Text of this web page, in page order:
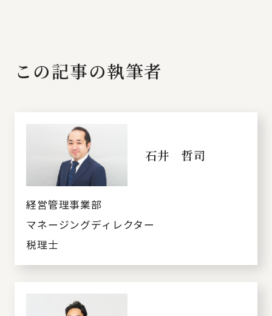
この記事の執筆者
石井 哲司
経営管理事業部
マネージングディレクター
税理士